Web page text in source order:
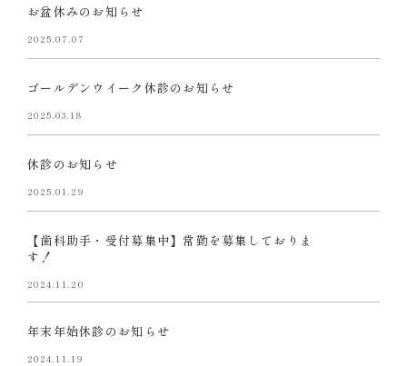
お盆休みのお知らせ
2025.07.07
ゴールデンウイーク休診のお知らせ
2025.03.18
休診のお知らせ
2025.01.29
【歯科助手・受付募集中】常勤を募集しておりま
す！
2024.11.20
年末年始休診のお知らせ
2024.11.19